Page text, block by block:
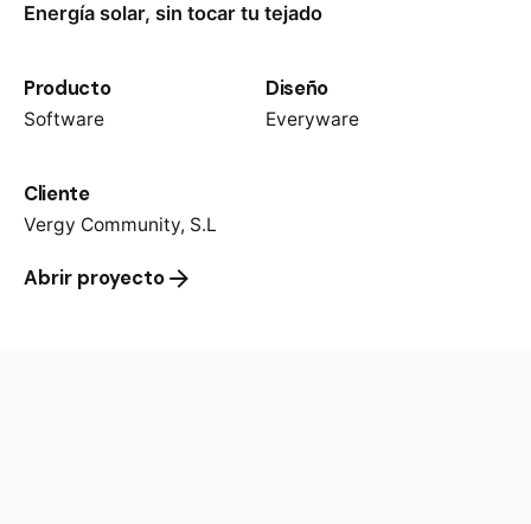
Energía solar, sin tocar tu tejado
Producto
Software
Diseño
Everyware
Cliente
Vergy Community, S.L
Abrir proyecto